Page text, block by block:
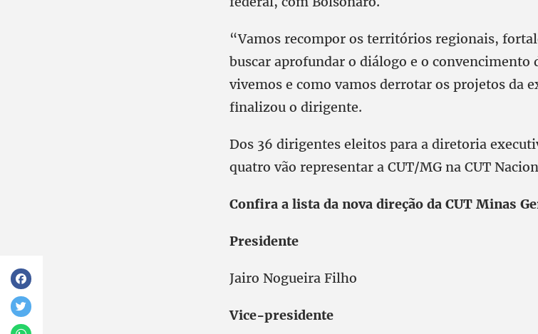
“Vamos recompor os territórios regionais,
buscar aprofundar o diálogo e o convencimento
vivemos e como vamos derrotar os projetos da
finalizou o dirigente.
Dos 36 dirigentes eleitos para a diretoria
quatro vão representar a CUT/MG na CUT
Confira a lista da nova direção da CUT Minas
Presidente
Jairo Nogueira Filho
Vice-presidente